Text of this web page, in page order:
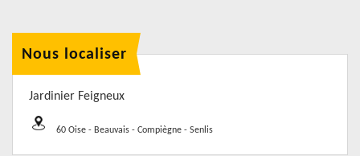
Nous localiser
Jardinier Feigneux
60 Oise - Beauvais - Compiègne - Senlis